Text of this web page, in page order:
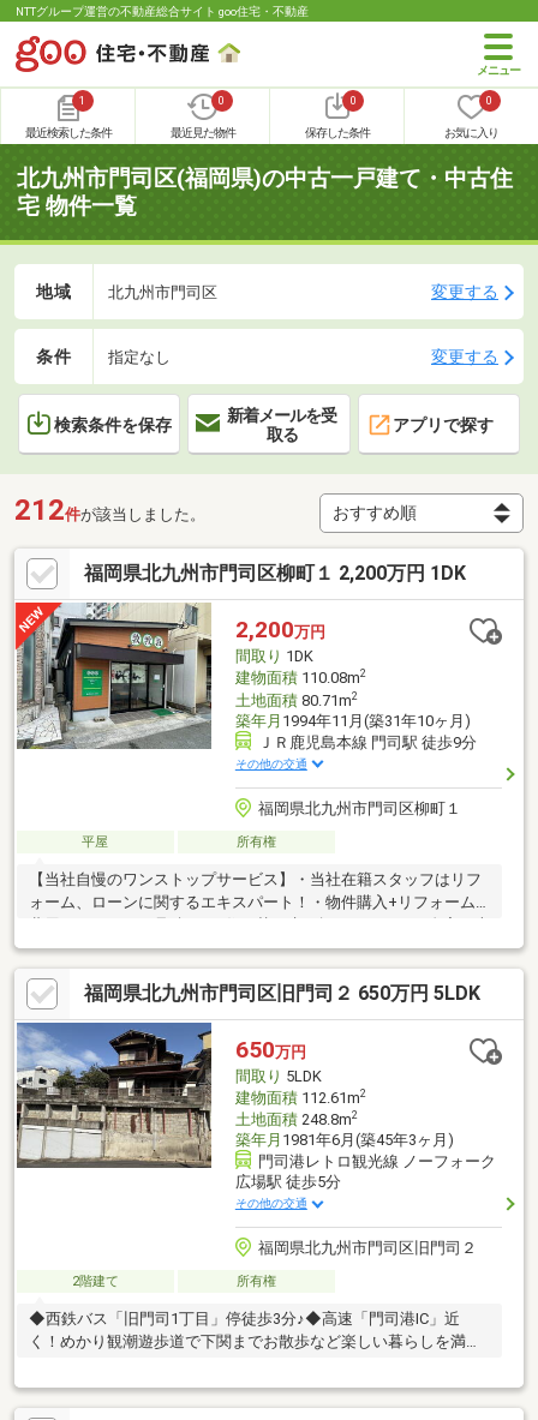
NTTグループ運営の不動産総合サイト goo住宅・不動産
1
最近検索した条件
0
最近見た物件
0
保存した条件
0
お気に入り
北九州市門司区(福岡県)の中古一戸建て・中古住
宅 物件一覧
地域 北九州市門司区 変更する
条件 指定なし 変更する
検索条件を保存
新着メールを受
取る
アプリで探す
212件が該当しました。
福岡県北九州市門司区柳町１ 2,200万円 1DK
2,200万円
間取り 1DK
建物面積110.08m2
土地面積80.71m2
築年月 1994年11月(築31年10ヶ月)
ＪＲ鹿児島本線 門司駅 徒歩9分
その他の交通
福岡県北九州市門司区柳町１
平屋 所有権
【当社自慢のワンストップサービス】・当社在籍スタッフはリフ
ォーム、ローンに関するエキスパート！・物件購入+リフォーム
却が並行して行えます！・もちろん査定も無料です♪
福岡県北九州市門司区旧門司２ 650万円 5LDK
650万円
間取り 5LDK
建物面積112.61m2
土地面積248.8m2
築年月 1981年6月(築45年3ヶ月)
門司港レトロ観光線 ノーフォーク
広場駅 徒歩5分
その他の交通
福岡県北九州市門司区旧門司２
2階建て 所有権
◆西鉄バス「旧門司1丁目」停徒歩3分♪◆高速「門司港IC」近
く！めかり観潮遊歩道で下関までお散歩など楽しい暮らしを満喫